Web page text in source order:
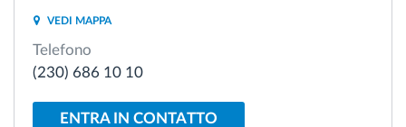
Gestione carburante
Pianificazione dei percorsi e monitoraggio
VEDI MAPPA
Telefono
(230) 686 10 10
ENTRA IN CONTATTO